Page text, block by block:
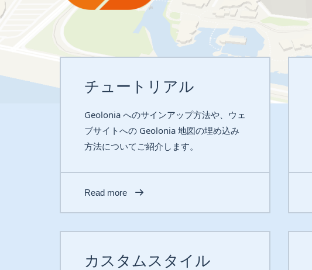
チュートリアル
Geolonia へのサインアップ方法や、ウェ
ブサイトへの Geolonia 地図の埋め込み
方法についてご紹介します。
Read more
カスタムスタイル